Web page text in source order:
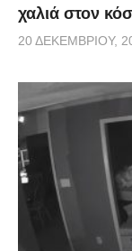
χαλιά στον
20 ΔΕΚΕΜΒΡΊΟΥ,